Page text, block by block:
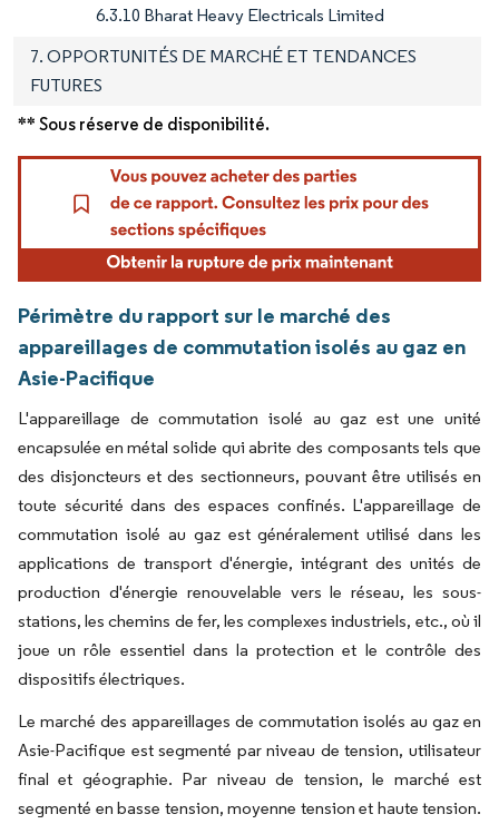
6.3.10 Bharat Heavy Electricals Limited
7. OPPORTUNITÉS DE MARCHÉ ET TENDANCES
FUTURES
** Sous réserve de disponibilité.
Périmètre du rapport sur le marché des
appareillages de commutation isolés au gaz en
Asie-Pacifique
L'appareillage de commutation isolé au gaz est une unité
encapsulée en métal solide qui abrite des composants tels que
des disjoncteurs et des sectionneurs, pouvant être utilisés en
toute sécurité dans des espaces confinés. L'appareillage de
commutation isolé au gaz est généralement utilisé dans les
applications de transport d'énergie, intégrant des unités de
production d'énergie renouvelable vers le réseau, les sous-
stations, les chemins de fer, les complexes industriels, etc., où il
joue un rôle essentiel dans la protection et le contrôle des
dispositifs électriques.
Le marché des appareillages de commutation isolés au gaz en
Asie-Pacifique est segmenté par niveau de tension, utilisateur
final et géographie. Par niveau de tension, le marché est
segmenté en basse tension, moyenne tension et haute tension.